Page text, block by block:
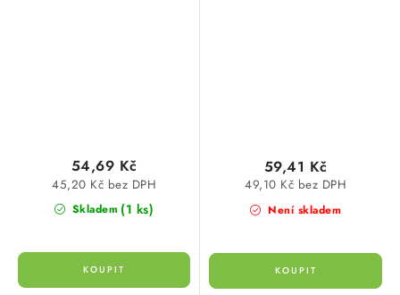
Skladem (1 ks)
45,20 Kč bez DPH
54,69 Kč
Není skladem
49,10 Kč bez DPH
59,41 Kč